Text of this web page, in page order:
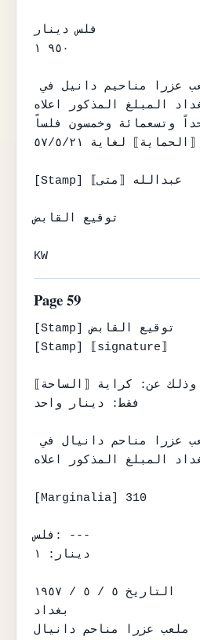
فلس دينار
٩٥٠ ١
استلمت من ملعب عزرا مناحيم دانيل في
المبلغ المذكور اعلاه
وتسعمائة وخمسون فلساً
وذلك عن اجور ⟦الحماية⟧ لغاية ٥٧/٥/٢١
[Stamp] ⟦متى⟧ عبدالله
توقيع القابض
KW
Page 59
[Stamp] توقيع القابض
[Stamp] ⟦signature⟧
وذلك عن: كراية ⟦الساحة⟧
فقط: دينار واحد
استلمت من ملعب عزرا مناحم دانيال في
المبلغ المذكور اعلاه
[Marginalia] 310
فلس: ---
دينار: ١
التاريخ ٥ / ٥ / ١٩٥٧
بغداد
ملعب عزرا مناحم دانيال